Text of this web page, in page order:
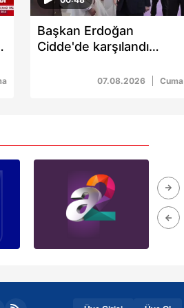
Başkan Erdoğan
Cidde'de karşılandı
07.08.2026 Cuma